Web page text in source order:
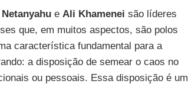
e Ali Khamenei são líderes
que, em muitos aspectos, são polos
característica fundamental para a
a disposição de semear o caos no
ou pessoais. Essa disposição é um